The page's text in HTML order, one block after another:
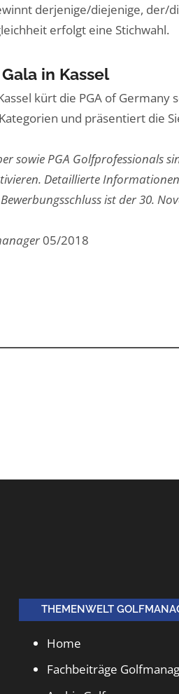
derjenige/diejenige, der/
erfolgt eine Stichwahl.
in Kassel
kürt die PGA of
und präsentiert die
sowie PGA Golfprofessionals
Detaillierte
ist der 30.
05/2018
THEMENWELT
Home
Fachbeiträge